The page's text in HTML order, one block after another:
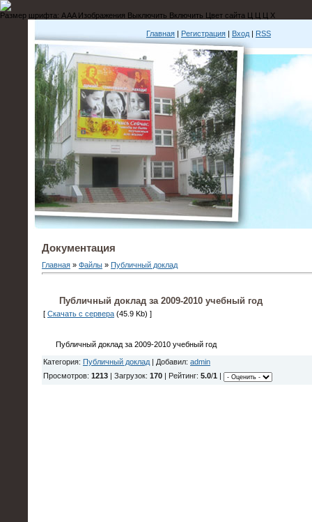
Размер шрифта: A AAИзображения Выключить Включить Цвет сайта Ц Ц Ц Х
Главная | Регистрация | Вход | RSS
Документация
Главная » Файлы » Публичный доклад
Публичный доклад за 2009-2010 учебный год
[ Скачать с сервера (45.9 Kb) ]
Публичный доклад за 2009-2010 учебный год
Категория: Публичный доклад| Добавил: admin
Просмотров: 1213 | Загрузок: 170 | Рейтинг: 5.0/1